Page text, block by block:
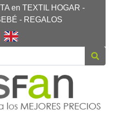
en TEXTIL HOGAR -
- REGALOS